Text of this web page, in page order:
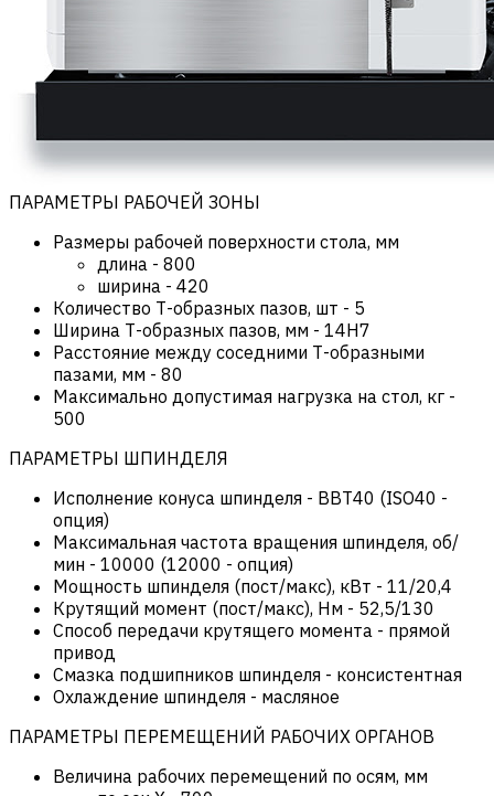
ПАРАМЕТРЫ РАБОЧЕЙ ЗОНЫ
Размеры рабочей поверхности стола, мм
длина - 800
ширина - 420
Количество Т-образных пазов, шт - 5
Ширина Т-образных пазов, мм - 14H7
Расстояние между соседними Т-образными
пазами, мм - 80
Максимально допустимая нагрузка на стол, кг -
500
ПАРАМЕТРЫ ШПИНДЕЛЯ
Исполнение конуса шпинделя - BBT40 (ISO40 -
опция)
Максимальная частота вращения шпинделя, об/
мин - 10000 (12000 - опция)
Мощность шпинделя (пост/макс), кВт - 11/20,4
Крутящий момент (пост/макс), Нм - 52,5/130
Способ передачи крутящего момента - прямой
привод
Смазка подшипников шпинделя - консистентная
Охлаждение шпинделя - масляное
ПАРАМЕТРЫ ПЕРЕМЕЩЕНИЙ РАБОЧИХ ОРГАНОВ
Величина рабочих перемещений по осям, мм